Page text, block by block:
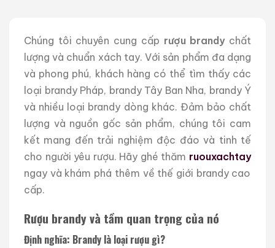
Chúng tôi chuyên cung cấp rượu brandychất
lượng và chuẩn xách tay. Với sản phẩm đa dạng
và phong phú, khách hàng có thể tìm thấy các
loại brandy Pháp, brandy Tây Ban Nha, brandy Ý
và nhiều loại brandy dòng khác. Đảm bảo chất
lượng và nguồn gốc sản phẩm, chúng tôi cam
kết mang đến trải nghiệm độc đáo và tinh tế
cho người yêu rượu. Hãy ghé thăm ruouxachtay
ngay và khám phá thêm về thế giới brandy cao
cấp.
Rượu brandy và tầm quan trọng của nó
Định nghĩa: Brandy là loại rượu gì?